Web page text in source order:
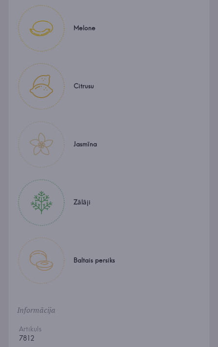
Melone
Citrusu
Jasmīna
Zālāji
Baltais persiks
Informācija
Artikuls
7812